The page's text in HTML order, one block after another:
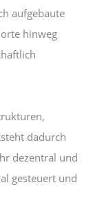
aufgebaute
hinweg
dadurch
dezentral und
gesteuert und